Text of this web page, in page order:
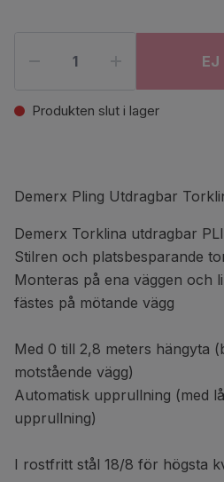
EJ
Produkten slut i lager
Demerx Pling Utdragbar
Demerx Torklina utdragbar
Stilren och platsbesparande
Monteras på ena väggen och
fästes på mötande vägg
Med 0 till 2,8 meters hängyta
motstående vägg)
Automatisk upprullning (med
upprullning)
I rostfritt stål 18/8 för högsta